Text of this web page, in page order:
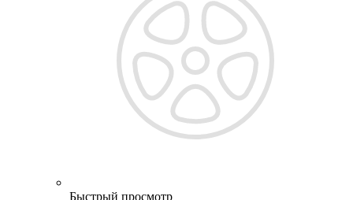
Быстрый просмотр